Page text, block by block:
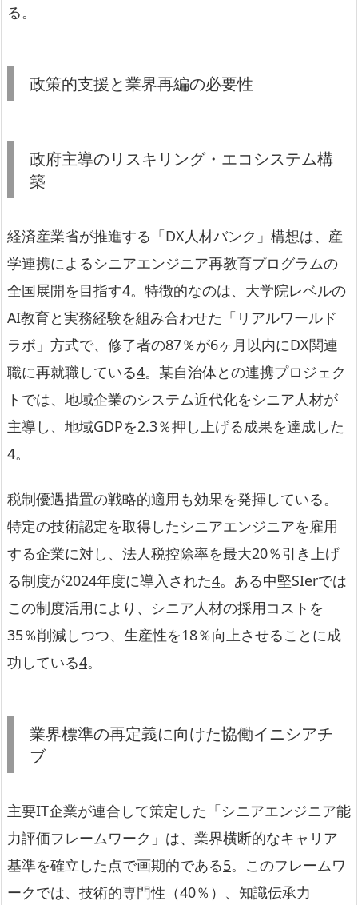
る。
政策的支援と業界再編の必要性
政府主導のリスキリング・エコシステム構
築
経済産業省が推進する「DX人材バンク」構想は、産
学連携によるシニアエンジニア再教育プログラムの
全国展開を目指す4。特徴的なのは、大学院レベルの
AI教育と実務経験を組み合わせた「リアルワールド
ラボ」方式で、修了者の87％が6ヶ月以内にDX関連
職に再就職している4。某自治体との連携プロジェク
トでは、地域企業のシステム近代化をシニア人材が
主導し、地域GDPを2.3％押し上げる成果を達成した
4。
税制優遇措置の戦略的適用も効果を発揮している。
特定の技術認定を取得したシニアエンジニアを雇用
する企業に対し、法人税控除率を最大20％引き上げ
る制度が2024年度に導入された4。ある中堅SIerでは
この制度活用により、シニア人材の採用コストを
35％削減しつつ、生産性を18％向上させることに成
功している4。
業界標準の再定義に向けた協働イニシアチ
ブ
主要IT企業が連合して策定した「シニアエンジニア能
力評価フレームワーク」は、業界横断的なキャリア
基準を確立した点で画期的である5。このフレームワ
ークでは、技術的専門性（40％）、知識伝承力